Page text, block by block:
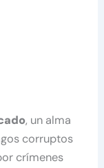
, un alma
corruptos
crímenes